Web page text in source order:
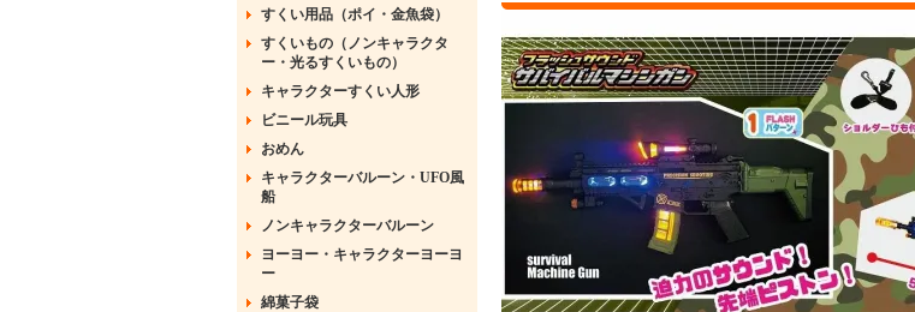
すくい用品（ポイ・金魚袋）
すくいもの（ノンキャラクタ
ー・光るすくいもの）
キャラクターすくい人形
ビニール玩具
おめん
キャラクターバルーン・UFO風
船
ノンキャラクターバルーン
ヨーヨー・キャラクターヨーヨ
ー
綿菓子袋